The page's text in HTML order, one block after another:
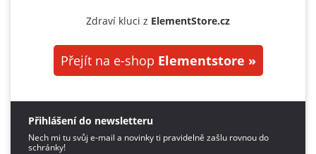
Zdraví kluci z ElementStore.cz
Přejít na e-shop Elementstore »
Přihlášení do newsletteru
Nech mi tu svůj e-mail a novinky ti pravidelně zašlu rovnou do
schránky!